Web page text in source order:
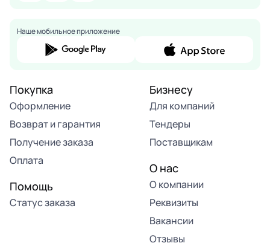
Наше мобильное приложение
Покупка
Оформление
Возврат и гарантия
Получение заказа
Оплата
Помощь
Статус заказа
Бизнесу
Для компаний
Тендеры
Поставщикам
О нас
О компании
Реквизиты
Вакансии
Отзывы